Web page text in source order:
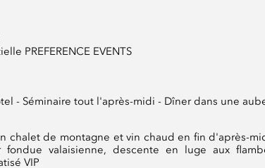
PREFERENCE EVENTS
- Séminaire tout l'après-midi - Dîner dans une
chalet de montagne et vin chaud en fin d'après-
valaisienne, descente en luge aux
VIP